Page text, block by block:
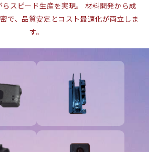
スピード生産を実現。 材料開発から成
で、品質安定とコスト最適化が両立しま
す。